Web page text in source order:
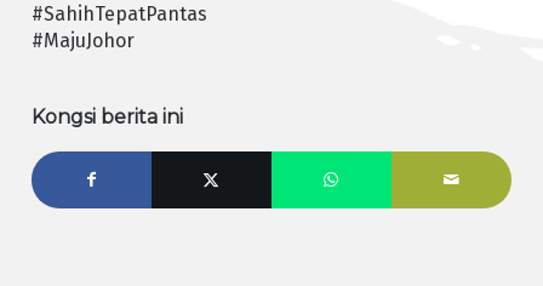
#SahihTepatPantas
#MajuJohor
Kongsi berita ini